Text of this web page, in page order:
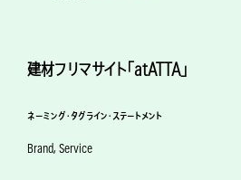
建材フリマサイト「atATTA」
ネーミング・タグライン・ステートメント
Brand, Service